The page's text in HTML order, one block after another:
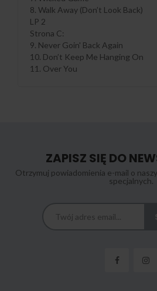
8. Walk Away (Don’t Look Back)
LP 2
Strona C:
9. Never Goin' Back Again
10. Don’t Keep Me Hanging On
11. Over You
ZAPISZ SIĘ DO
Otrzymuj powiadomienia e-mail o
specjalnych.